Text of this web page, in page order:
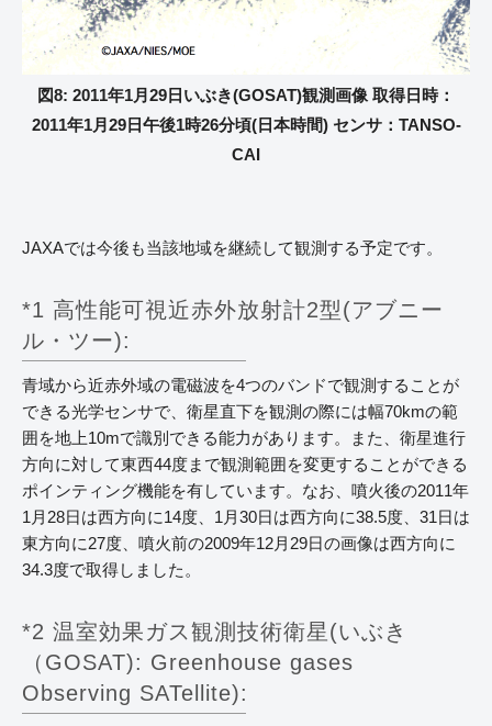
図8: 2011年1月29日いぶき(GOSAT)観測画像 取得日時：
2011年1月29日午後1時26分頃(日本時間) センサ：TANSO-
CAI
JAXAでは今後も当該地域を継続して観測する予定です。
*1 高性能可視近赤外放射計2型(アブニー
ル・ツー):
青域から近赤外域の電磁波を4つのバンドで観測することが
できる光学センサで、衛星直下を観測の際には幅70kmの範
囲を地上10mで識別できる能力があります。また、衛星進行
方向に対して東西44度まで観測範囲を変更することができる
ポインティング機能を有しています。なお、噴火後の2011年
1月28日は西方向に14度、1月30日は西方向に38.5度、31日は
東方向に27度、噴火前の2009年12月29日の画像は西方向に
34.3度で取得しました。
*2 温室効果ガス観測技術衛星(いぶき
（GOSAT): Greenhouse gases
Observing SATellite):